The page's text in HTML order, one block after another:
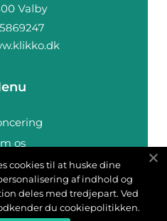
os
os
cookies til at huske dine
af indhold og
deles med tredjepart. Ved
du cookiepolitikken.